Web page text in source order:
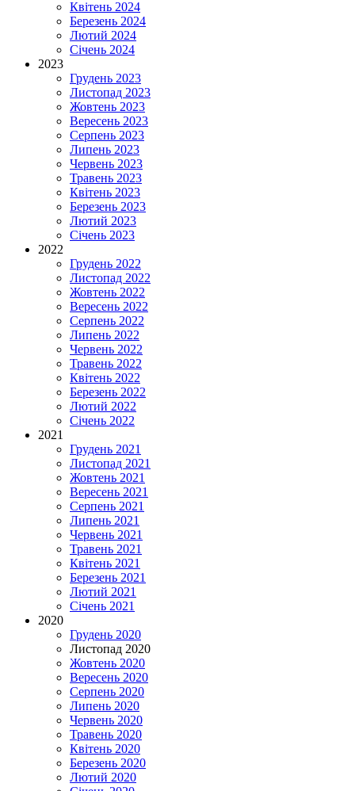
Квітень 2024
Березень 2024
Лютий 2024
Січень 2024
2023
Грудень 2023
Листопад 2023
Жовтень 2023
Вересень 2023
Серпень 2023
Липень 2023
Червень 2023
Травень 2023
Квітень 2023
Березень 2023
Лютий 2023
Січень 2023
2022
Грудень 2022
Листопад 2022
Жовтень 2022
Вересень 2022
Серпень 2022
Липень 2022
Червень 2022
Травень 2022
Квітень 2022
Березень 2022
Лютий 2022
Січень 2022
2021
Грудень 2021
Листопад 2021
Жовтень 2021
Вересень 2021
Серпень 2021
Липень 2021
Червень 2021
Травень 2021
Квітень 2021
Березень 2021
Лютий 2021
Січень 2021
2020
Грудень 2020
Листопад 2020
Жовтень 2020
Вересень 2020
Серпень 2020
Липень 2020
Червень 2020
Травень 2020
Квітень 2020
Березень 2020
Лютий 2020